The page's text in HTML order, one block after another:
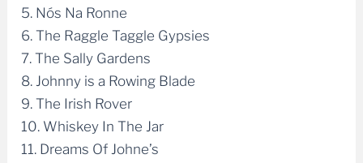
5. Nós Na Ronne
6. The Raggle Taggle Gypsies
7. The Sally Gardens
8. Johnny is a Rowing Blade
9. The Irish Rover
10. Whiskey In The Jar
11. Dreams Of Johne’s